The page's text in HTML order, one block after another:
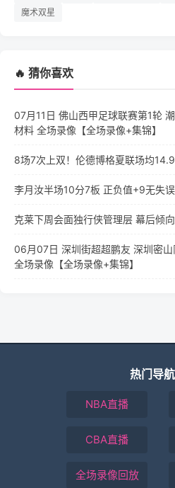
魔术双星
🔥 猜你喜欢
07月11日 佛山西甲足球联赛第1轮
材料 全场录像【全场录像+集锦】
8场7次上双！伦德博格夏联场均
李月汝半场10分7板 正负值+9无失误
克莱下周会面独行侠管理层 幕后倾
06月07日 深圳街超超鹏友 深圳密
全场录像【全场录像+集锦】
热门导航
NBA直播
CBA直播
全场录像回放